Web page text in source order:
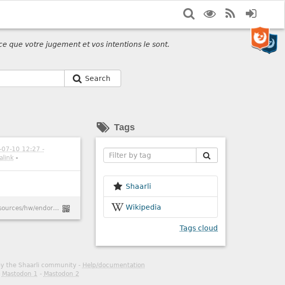
SearchDisplay
RSS
que votre jugement et vos intentions le sont.
Search
07-10 12:27 -
-
https://www.fsf.org/resources/hw/endorsement/respects-your-freedom
Tags
Shaarli
Wikipedia
Tags cloud
the Shaarli community - Help/documentation
Mastodon 1 - Mastodon 2